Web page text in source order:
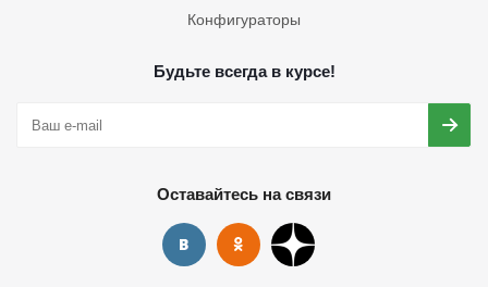
Конфигураторы
Будьте всегда в курсе!
Оставайтесь на связи